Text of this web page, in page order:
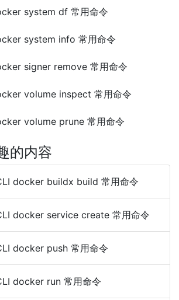
system df 常用命令
system info 常用命令
signer remove 常用命令
volume inspect 常用命令
volume prune 常用命令
的内容
docker buildx build 常用命令
docker service create 常用命令
docker push 常用命令
docker run 常用命令